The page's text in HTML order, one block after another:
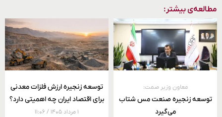
مطالعه‌ی بیشتر:
معاون وزیر صمت:
توسعه زنجیره صنعت مس شتاب
می‌گیرد
توسعه زنجیره ارزش فلزات معدنی
برای اقتصاد ایران چه اهمیتی دارد؟
۱ مرداد ۱۴۰۵